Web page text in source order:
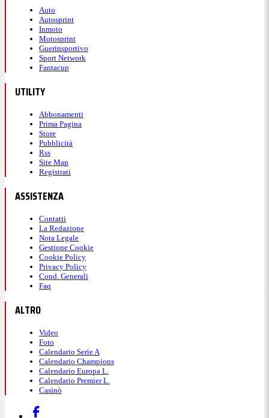
Auto
Autosprint
Inmoto
Motosprint
Guerinsportivo
Sport Network
Fantacup
UTILITY
Abbonamenti
Prima Pagina
Store
Pubblicità
Rss
Site Map
Registrati
ASSISTENZA
Contatti
La Redazione
Nota Legale
Gestione Cookie
Cookie Policy
Privacy Policy
Cond. Generali
Faq
ALTRO
Video
Foto
Calendario Serie A
Calendario Champions
Calendario Europa L.
Calendario Premier L.
Casinò